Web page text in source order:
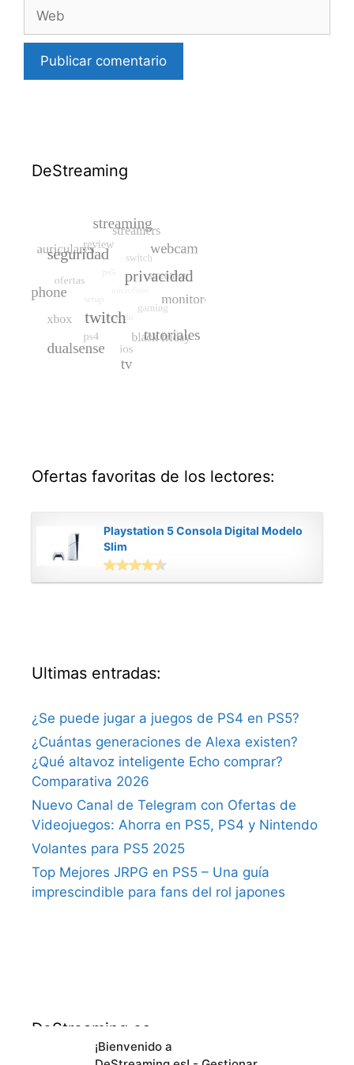
¡Bienvenido a
DeStreaming
Ofertas favoritas de los lectores:
Playstation 5 Consola Digital Modelo
Slim
Ultimas entradas:
¿Se puede jugar a juegos de PS4 en PS5?
¿Cuántas generaciones de Alexa existen?
¿Qué altavoz inteligente Echo comprar?
Comparativa 2026
Nuevo Canal de Telegram con Ofertas de
Videojuegos: Ahorra en PS5, PS4 y Nintendo
Volantes para PS5 2025
Top Mejores JRPG en PS5 – Una guía
imprescindible para fans del rol japones
DeStreaming.es